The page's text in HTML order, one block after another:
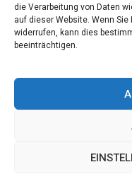
die Verarbeitung von Daten
auf dieser Website. Wenn
widerrufen, kann dies
beeinträchtigen.